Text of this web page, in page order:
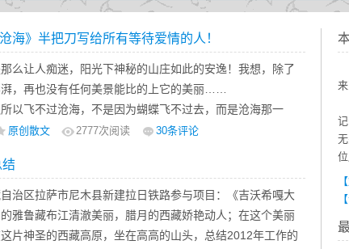
海》半把刀写给所有等待爱情的人！
么让人痴迷，阳光下神秘的山庄如此的安逸！我想，除了
，再也没有任何美景能比的上它的美丽……
以飞不过沧海，不是因为蝴蝶飞不过去，而是沧海那一
待！
岸花叶，只见凄美婉约。彼岸这头，我想化蝶追寻，眼前
流连；彼岸那头，花开半夏，盛开着我的思念，花香四
原创散文 2777次阅读 30条评论
治区拉萨市尼木县新建拉日铁路参与项目：《吉沃希嘎大
雅鲁藏布江清澈美丽，腊月的西藏娇艳动人；在这个美丽
片神圣的西藏高原，坐在高高的山头，总结2012年工作的